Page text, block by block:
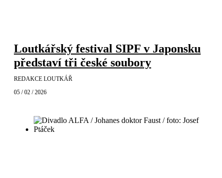
Loutkářský festival SIPF v Japonsku
představí tři české soubory
REDAKCE LOUTKÁŘ
05 / 02 / 2026